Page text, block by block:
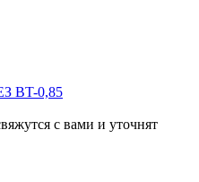
BT-0,85
с вами и уточнят